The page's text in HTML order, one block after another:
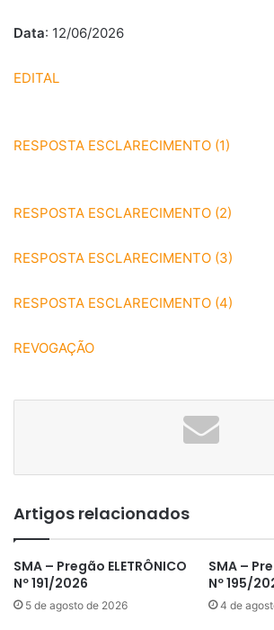
Data: 12/06/2026
EDITAL
RESPOSTA ESCLARECIMENTO (1)
RESPOSTA ESCLARECIMENTO (2)
RESPOSTA ESCLARECIMENTO (3)
RESPOSTA ESCLARECIMENTO (4)
REVOGAÇÃO
Artigos relacionados
SMA – Pregão ELETRÔNICO
Nº 191/2026
5 de agosto de 2026
SMA –
Nº 195/
4 de